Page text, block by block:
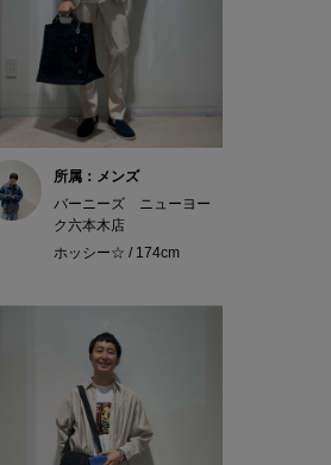
所属：メンズ
バーニーズ ニューヨー
ク六本木店
ホッシー☆ / 174cm